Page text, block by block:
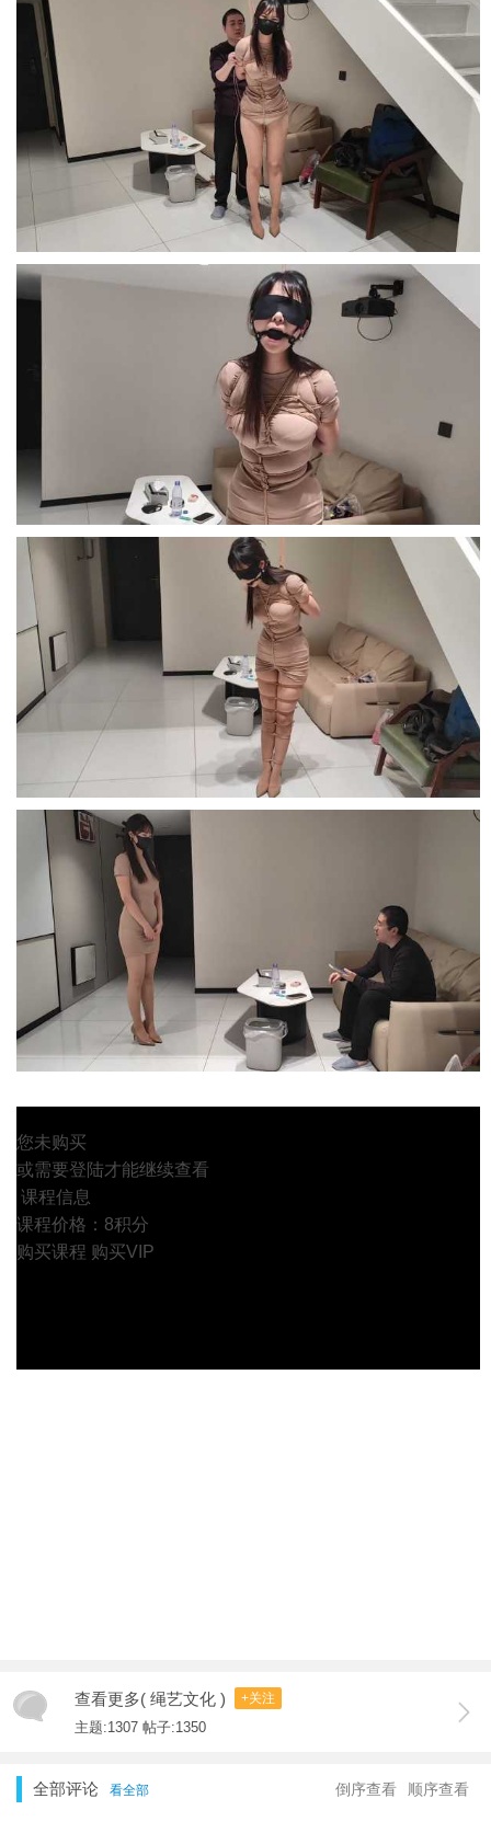
您未购买
或需要登陆才能继续查看
课程信息
课程价格：8积分
购买课程 购买VIP
查看更多( 绳艺文化 ) +关注
主题:1307 帖子:1350
全部评论 看全部 顺序查看
倒序查看